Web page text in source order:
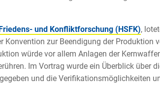
und Konfliktforschung (HSFK),
zur Beendigung der Produktion
würde vor allem Anlagen der
Im Vortrag wurde ein Überblick über
und die Verifikationsmöglichkeiten